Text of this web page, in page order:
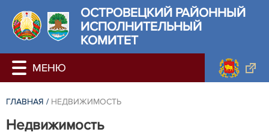
ОСТРОВЕЦКИЙ РАЙОННЫЙ
ИСПОЛНИТЕЛЬНЫЙ
КОМИТЕТ
ГЛАВНАЯ / НЕДВИЖИМОСТЬ
Недвижимость